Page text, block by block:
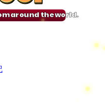
around the world.